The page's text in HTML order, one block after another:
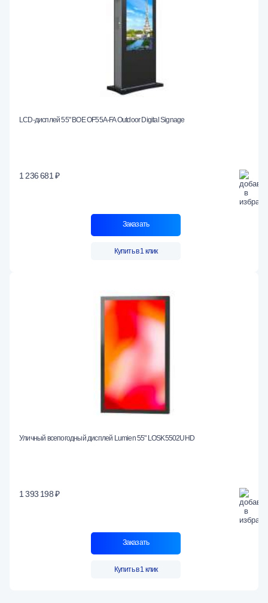
LCD-дисплей 55" BOE OF55A-FA Outdoor Digital Signage
1 236 681 ₽
Заказать
Купить в 1 клик
Уличный всепогодный дисплей Lumien 55" LOSK5502UHD
1 393 198 ₽
Заказать
Купить в 1 клик